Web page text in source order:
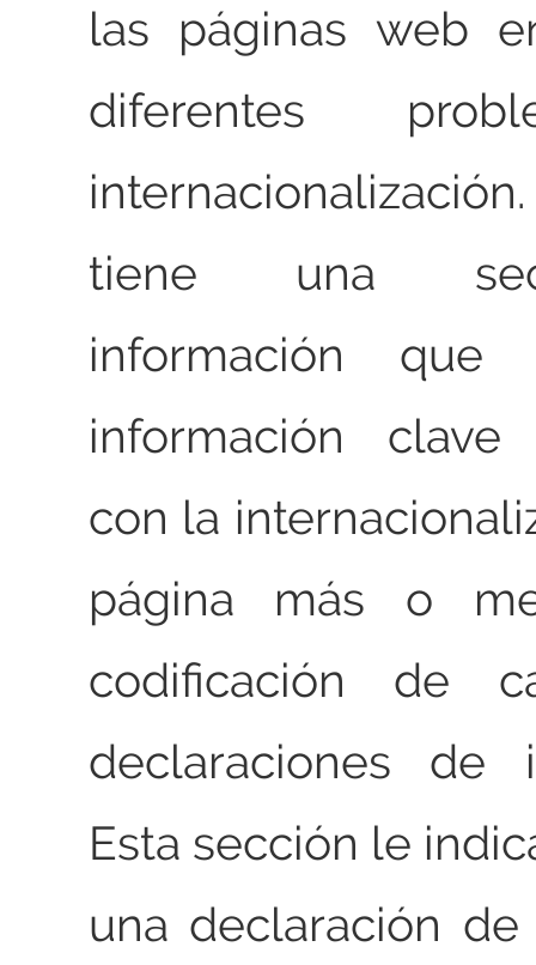
las páginas web
diferentes
tiene una
información que
información clave
con la
página más o
codificación de
declaraciones de
Esta sección le
una declaración de